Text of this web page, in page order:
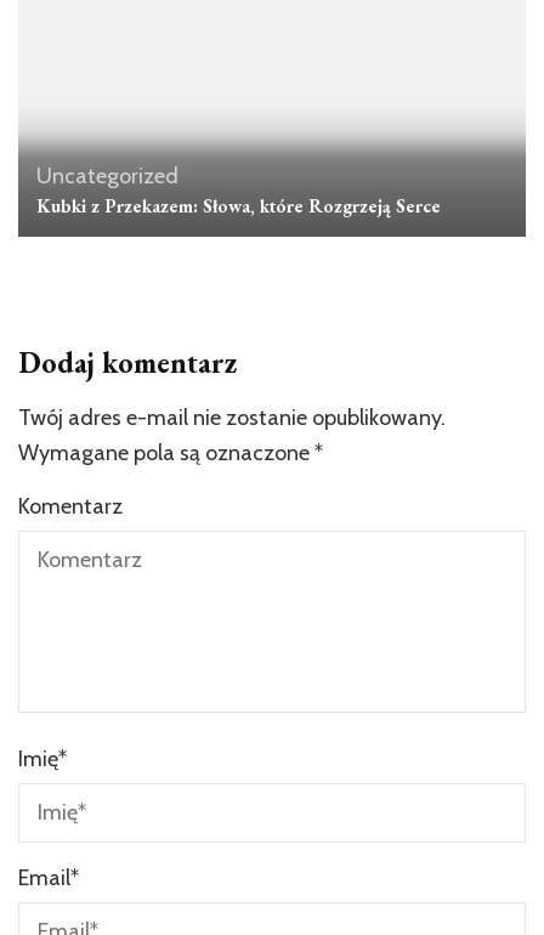
Uncategorized
Kubki z Przekazem: Słowa, które Rozgrzeją Serce
Dodaj komentarz
Twój adres e-mail nie zostanie opublikowany.
Wymagane pola są oznaczone*
Komentarz
Imię*
Email*